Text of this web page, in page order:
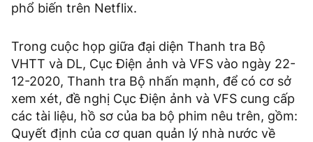
phổ biến trên Netflix.
Trong cuộc họp giữa đại diện Thanh tra Bộ
VHTT và DL, Cục Ðiện ảnh và VFS vào ngày 22-
12-2020, Thanh tra Bộ nhấn mạnh, để có cơ sở
xem xét, đề nghị Cục Ðiện ảnh và VFS cung cấp
các tài liệu, hồ sơ của ba bộ phim nêu trên, gồm:
Quyết định của cơ quan quản lý nhà nước về